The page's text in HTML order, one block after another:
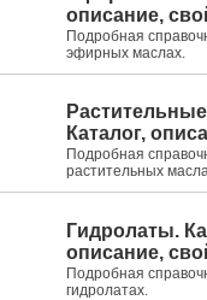
описание,
Подробная
эфирных маслах.
Каталог,
Подробная
растительных
Гидролаты.
описание,
Подробная
гидролатах.